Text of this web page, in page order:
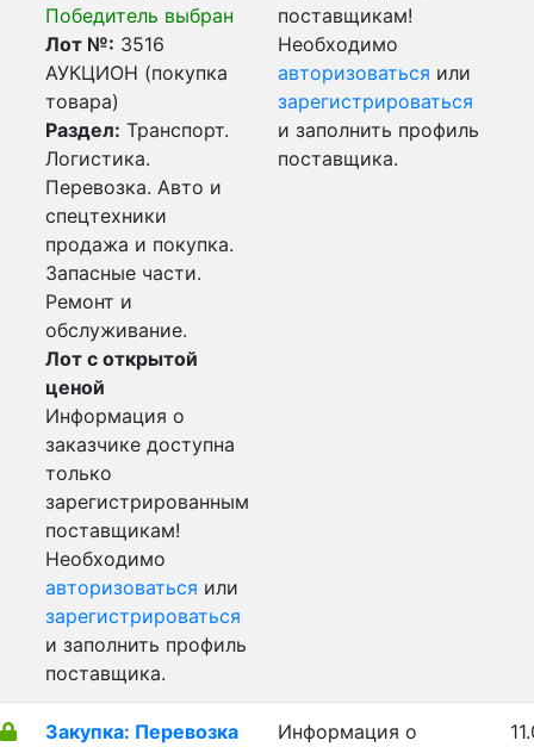
Победитель выбран
Лот №: 3516
АУКЦИОН (покупка
товара)
Раздел: Транспорт.
Логистика.
Перевозка. Авто и
спецтехники
продажа и покупка.
Запасные части.
Ремонт и
обслуживание.
Лот с открытой
ценой
Информация о
заказчике доступна
только
зарегистрированным
поставщикам!
Необходимо
авторизоваться или
зарегистрироваться
и заполнить профиль
поставщика.
поставщикам!
Необходимо
авторизоваться или
зарегистрироваться
и заполнить профиль
поставщика.
Закупка: Перевозка
Информация о